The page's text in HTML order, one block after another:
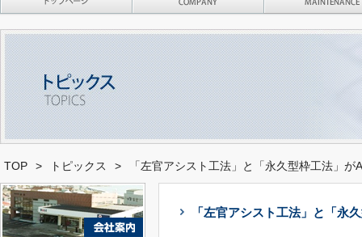
コンクリート補修
マーセメントモル
「エフモル」
鉄筋腐食抑制型ポ
セメントモルタル
ケン」
早強型エフモル
左官アシスト
レーザー凹凸測定
港湾・漁港構造物
・補強工法
形状自在褄枠
移動式足場
バンカーサイロ補
ウォータージェッ
調査・診断
補修工事
TOP > トピックス > 「左官アシスト工法」と「永久型枠工法」
「左官アシスト工法」と「永